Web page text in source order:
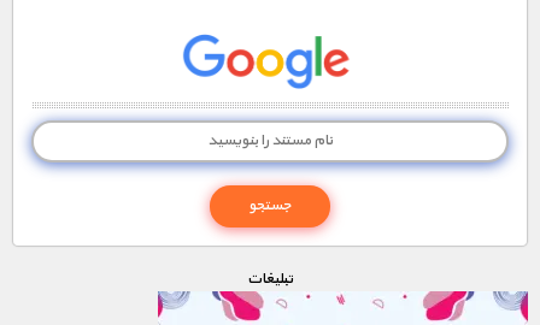
تبليغات